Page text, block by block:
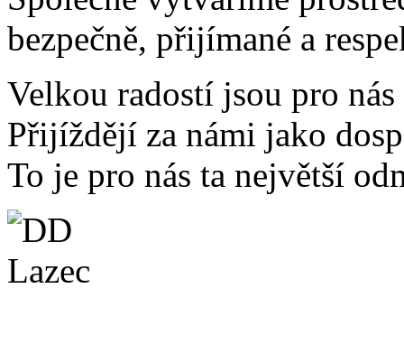
bezpečně, přijímané a
Velkou radostí jsou pro
Přijíždějí za námi jako
To je pro nás ta největší